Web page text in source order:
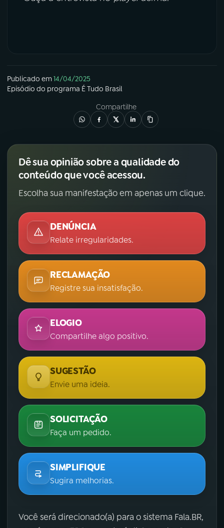
Publicado em14/04/2025
Episódio do programa É Tudo Brasil
Compartilhe
Dê sua opinião sobre a qualidade do
conteúdo que você acessou.
Escolha sua manifestação em apenas um clique.
DENÚNCIA
Relate irregularidades.
RECLAMAÇÃO
Registre sua insatisfação.
ELOGIO
Compartilhe algo positivo.
SUGESTÃO
Envie uma ideia.
SOLICITAÇÃO
Faça um pedido.
SIMPLIFIQUE
Sugira melhorias.
Você será direcionado(a) para o sistema Fala.BR,